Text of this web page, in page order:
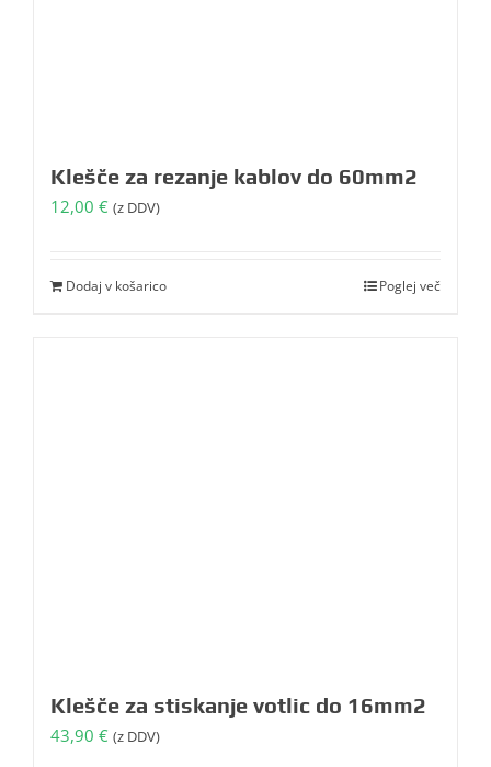
Klešče za rezanje kablov do 60mm2
12,00 € (z DDV)
Dodaj v košarico Poglej več
Klešče za stiskanje votlic do 16mm2
43,90 € (z DDV)